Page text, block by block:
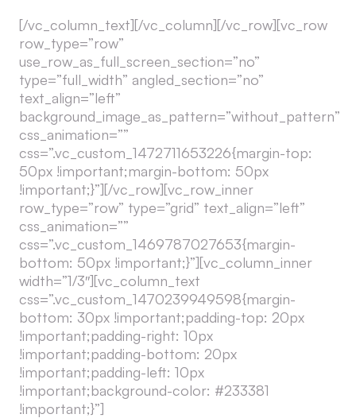
[/vc_column_text][/vc_column][/vc_row][vc_row
row_type=”row”
use_row_as_full_screen_section=”no”
type=”full_width” angled_section=”no”
text_align=”left”
background_image_as_pattern=”without_pattern”
css_animation=””
css=”.vc_custom_1472711653226{margin-top:
50px !important;margin-bottom: 50px
!important;}”][/vc_row][vc_row_inner
row_type=”row” type=”grid” text_align=”left”
css_animation=””
css=”.vc_custom_1469787027653{margin-
bottom: 50px !important;}”][vc_column_inner
width=”1/3″][vc_column_text
css=”.vc_custom_1470239949598{margin-
bottom: 30px !important;padding-top: 20px
!important;padding-right: 10px
!important;padding-bottom: 20px
!important;padding-left: 10px
!important;background-color: #233381
!important;}”]